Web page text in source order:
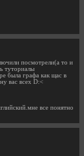
посмотрели(а то и
туториалы
была графа как щас в
вас всех D:<
все понятно